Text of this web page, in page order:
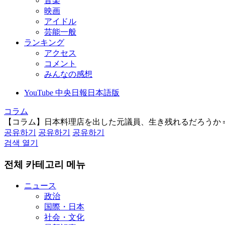
映画
アイドル
芸能一般
ランキング
アクセス
コメント
みんなの感想
YouTube 中央日報日本語版
コラム
【コラム】日本料理店を出した元議員、生き残れるだろうか
공유하기
공유하기
공유하기
검색 열기
전체 카테고리 메뉴
ニュース
政治
国際・日本
社会・文化